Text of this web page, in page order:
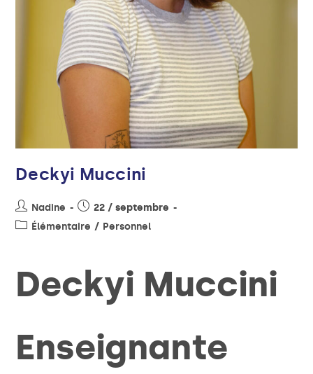
Deckyi Muccini
Nadine
22 / septembre
Élémentaire / Personnel
Deckyi Muccini
Enseignante